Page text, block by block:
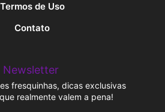
Termos de Uso
Contato
Newsletter
fresquinhas, dicas exclusivas
realmente valem a pena!